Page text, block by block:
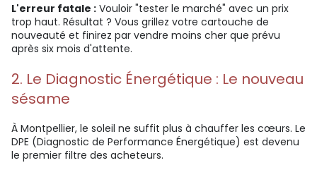
L'erreur fatale : Vouloir "tester le marché" avec un prix
trop haut. Résultat ? Vous grillez votre cartouche de
nouveauté et finirez par vendre moins cher que prévu
après six mois d'attente.
2. Le Diagnostic Énergétique : Le nouveau
sésame
À Montpellier, le soleil ne suffit plus à chauffer les cœurs. Le
DPE (Diagnostic de Performance Énergétique) est devenu
le premier filtre des acheteurs.